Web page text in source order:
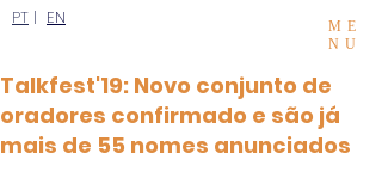
PT | EN
ME
NU
Talkfest'19: Novo conjunto de
oradores confirmado e são já
mais de 55 nomes anunciados